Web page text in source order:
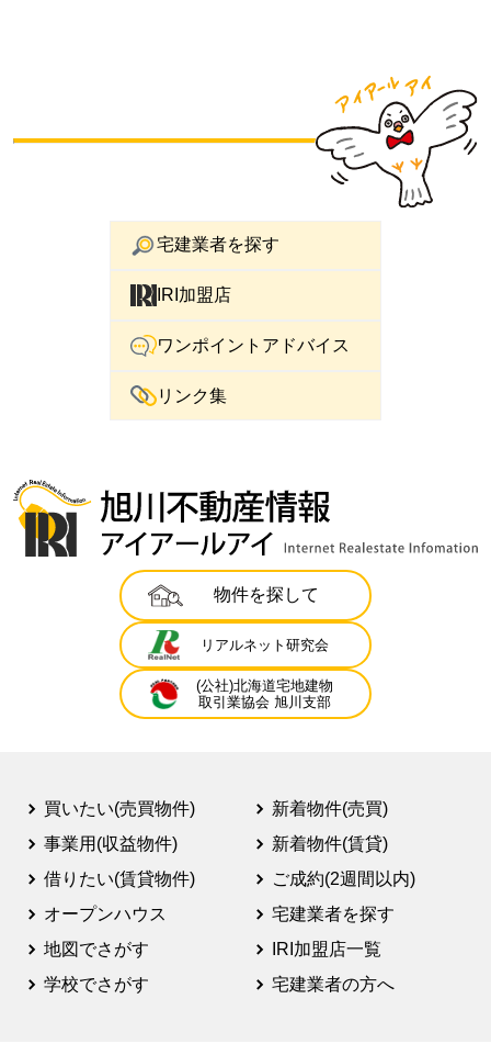
宅建業者を探す
IRI加盟店
ワンポイントアドバイス
リンク集
物件を探して
リアルネット研究会
(公社)北海道宅地建物
取引業協会 旭川支部
買いたい(売買物件)
事業用(収益物件)
借りたい(賃貸物件)
オープンハウス
地図でさがす
学校でさがす
新着物件(売買)
新着物件(賃貸)
ご成約(2週間以内)
宅建業者を探す
IRI加盟店一覧
宅建業者の方へ